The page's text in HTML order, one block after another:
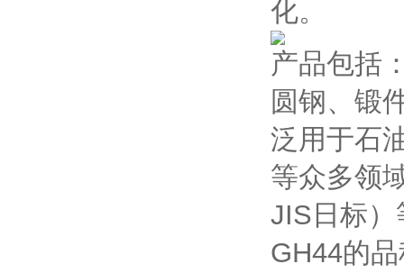
化。
产品包括
圆钢、锻
泛用于石
等众多领
JIS日标
GH44的